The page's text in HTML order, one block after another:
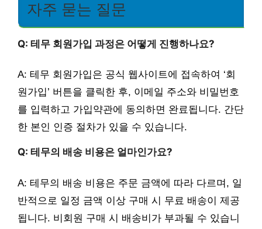
자주 묻는 질문
Q: 테무 회원가입 과정은 어떻게 진행하나요?
A: 테무 회원가입은 공식 웹사이트에 접속하여 ‘회
원가입’ 버튼을 클릭한 후, 이메일 주소와 비밀번호
를 입력하고 가입약관에 동의하면 완료됩니다. 간단
한 본인 인증 절차가 있을 수 있습니다.
Q: 테무의 배송 비용은 얼마인가요?
A: 테무의 배송 비용은 주문 금액에 따라 다르며, 일
반적으로 일정 금액 이상 구매 시 무료 배송이 제공
됩니다. 비회원 구매 시 배송비가 부과될 수 있습니